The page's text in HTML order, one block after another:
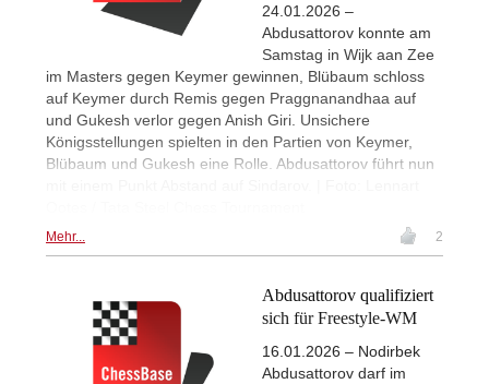
24.01.2026 –
Abdusattorov konnte am
Samstag in Wijk aan Zee
im Masters gegen Keymer gewinnen, Blübaum schloss
auf Keymer durch Remis gegen Praggnanandhaa auf
und Gukesh verlor gegen Anish Giri. Unsichere
Königsstellungen spielten in den Partien von Keymer,
Blübaum und Gukesh eine Rolle. Abdusattorov führt nun
Mehr... 2
Abdusattorov qualifiziert
sich für Freestyle-WM
16.01.2026 – Nodirbek
Abdusattorov darf im